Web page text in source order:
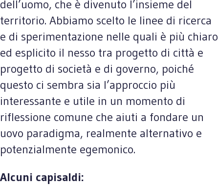
dell’uomo, che è divenuto l’insieme del
territorio. Abbiamo scelto le linee di ricerca
e di sperimentazione nelle quali è più chiaro
ed esplicito il nesso tra progetto di città e
progetto di società e di governo, poiché
questo ci sembra sia l’approccio più
interessante e utile in un momento di
riflessione comune che aiuti a fondare un
uovo paradigma, realmente alternativo e
potenzialmente egemonico.
Alcuni capisaldi: